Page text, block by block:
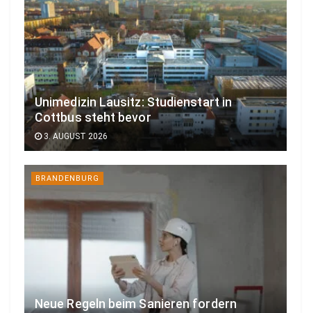
Unimedizin Lausitz: Studienstart in
Cottbus steht bevor
3. AUGUST 2026
BRANDENBURG
Neue Regeln beim Sanieren fordern